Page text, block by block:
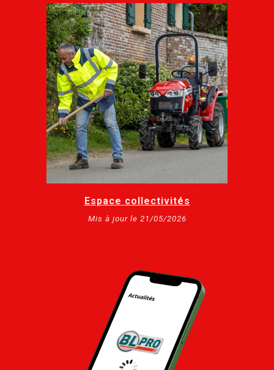
Espace collectivités
Mis à jour le 21/05/2026